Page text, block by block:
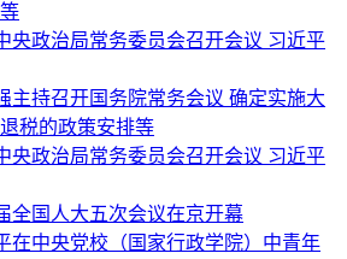
央政治局常务委员会召开会议 习近平
主持召开国务院常务会议 确定实施大
税的政策安排等
央政治局常务委员会召开会议 习近平
全国人大五次会议在京开幕
在中央党校（国家行政学院）中青年